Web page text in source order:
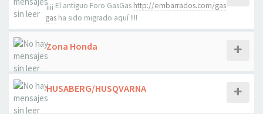
¡¡¡¡ El antiguo Foro GasGas http://embarrados.com/gas
gas ha sido migrado aquí !!!!
Zona Honda
HUSABERG/HUSQVARNA